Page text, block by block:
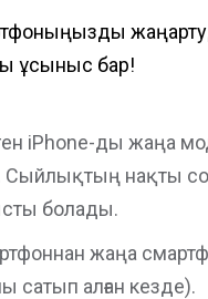
ұсыныс бар!
iPhone-ды жаңа
нақты
болады.
жаңа
сатып алған кезде).